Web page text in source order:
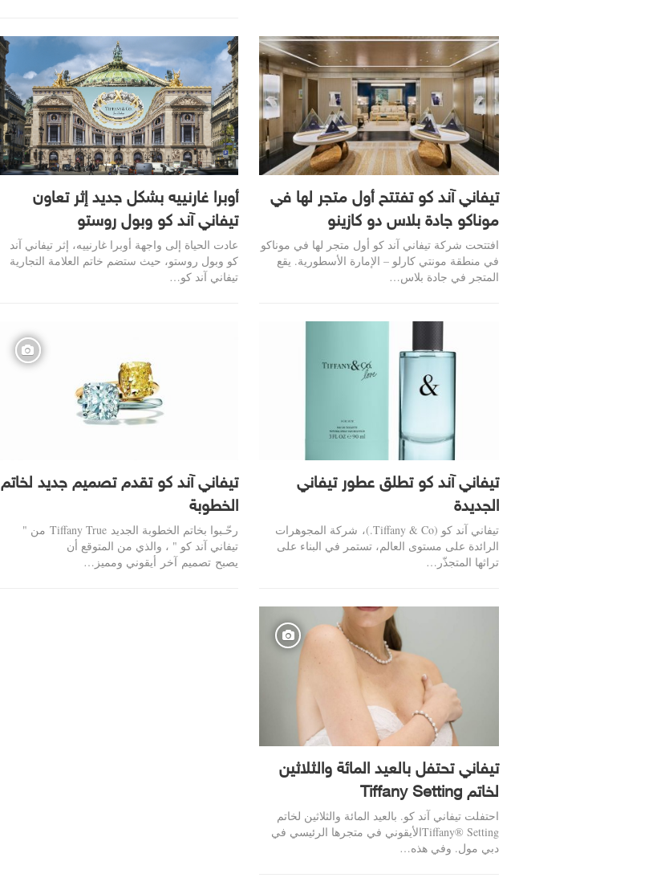
تيفاني آند كو تفتتح أول متجر لها في
موناكو جادة بلاس دو كازينو
افتتحت شركة تيفاني آند كو أول متجر لها في موناكو
في منطقة مونتي كارلو – الإمارة الأسطورية. يقع
المتجر في جادة بلاس…
أوبرا غارنييه بشكل جديد إثر تعاون
تيفاني آند كو وبول روستو
عادت الحياة إلى واجهة أوبرا غارنييه، إثر تيفاني آند
كو وبول روستو، حيث ستضم خاتم العلامة التجارية
تيفاني آند كو…
تيفاني آند كو تطلق عطور تيفاني
الجديدة
تيفاني آند كو (Tiffany & Co.)، شركة المجوهرات
الرائدة على مستوى العالم، تستمر في البناء على
تراثها المتجذّر…
تيفاني آند كو تقدم تصميم جديد لخاتم
الخطوبة
رحّـبوا بخاتم الخطوبة الجديد Tiffany True من "
تيفاني آند كو " ، والذي من المتوقع أن
يصبح تصميم آخر أيقوني ومميز…
تيفاني تحتفل بالعيد المائة والثلاثين
لخاتم Tiffany Setting
احتفلت تيفاني آند كو. بالعيد المائة والثلاثين لخاتم
Tiffany® Settingالأيقوني في متجرها الرئيسي في
دبي مول. وفي هذه…